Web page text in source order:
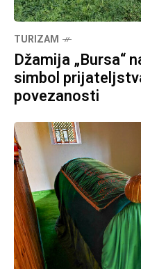
TURIZAM
Džamija „Bursa“
simbol
povezanosti